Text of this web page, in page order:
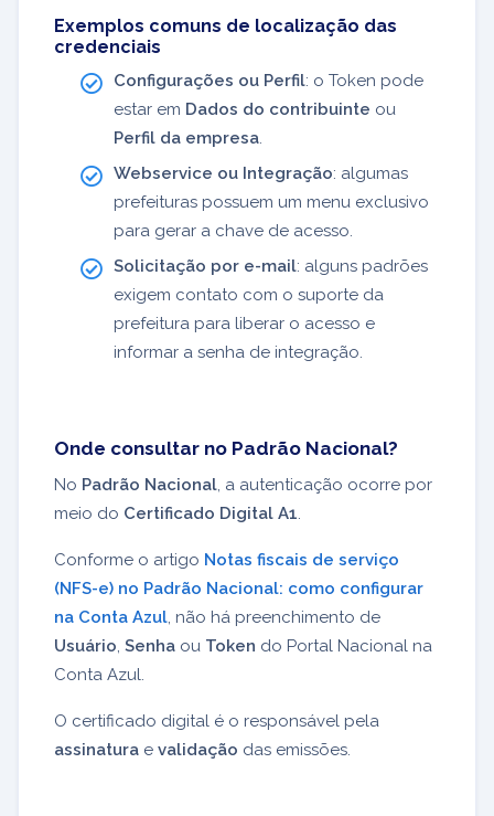
Exemplos comuns de localização das
credenciais
Configurações ou Perfil: o Token pode
estar em Dados do contribuinte ou
Perfil da empresa.
Webservice ou Integração: algumas
prefeituras possuem um menu exclusivo
para gerar a chave de acesso.
Solicitação por e-mail: alguns padrões
exigem contato com o suporte da
prefeitura para liberar o acesso e
informar a senha de integração.
Onde consultar no Padrão Nacional?
No Padrão Nacional, a autenticação ocorre por
meio do Certificado Digital A1.
Conforme o artigo Notas fiscais de serviço
(NFS-e) no Padrão Nacional: como configurar
na Conta Azul, não há preenchimento de
Usuário, Senha ou Token do Portal Nacional na
Conta Azul.
O certificado digital é o responsável pela
assinatura e validação das emissões.